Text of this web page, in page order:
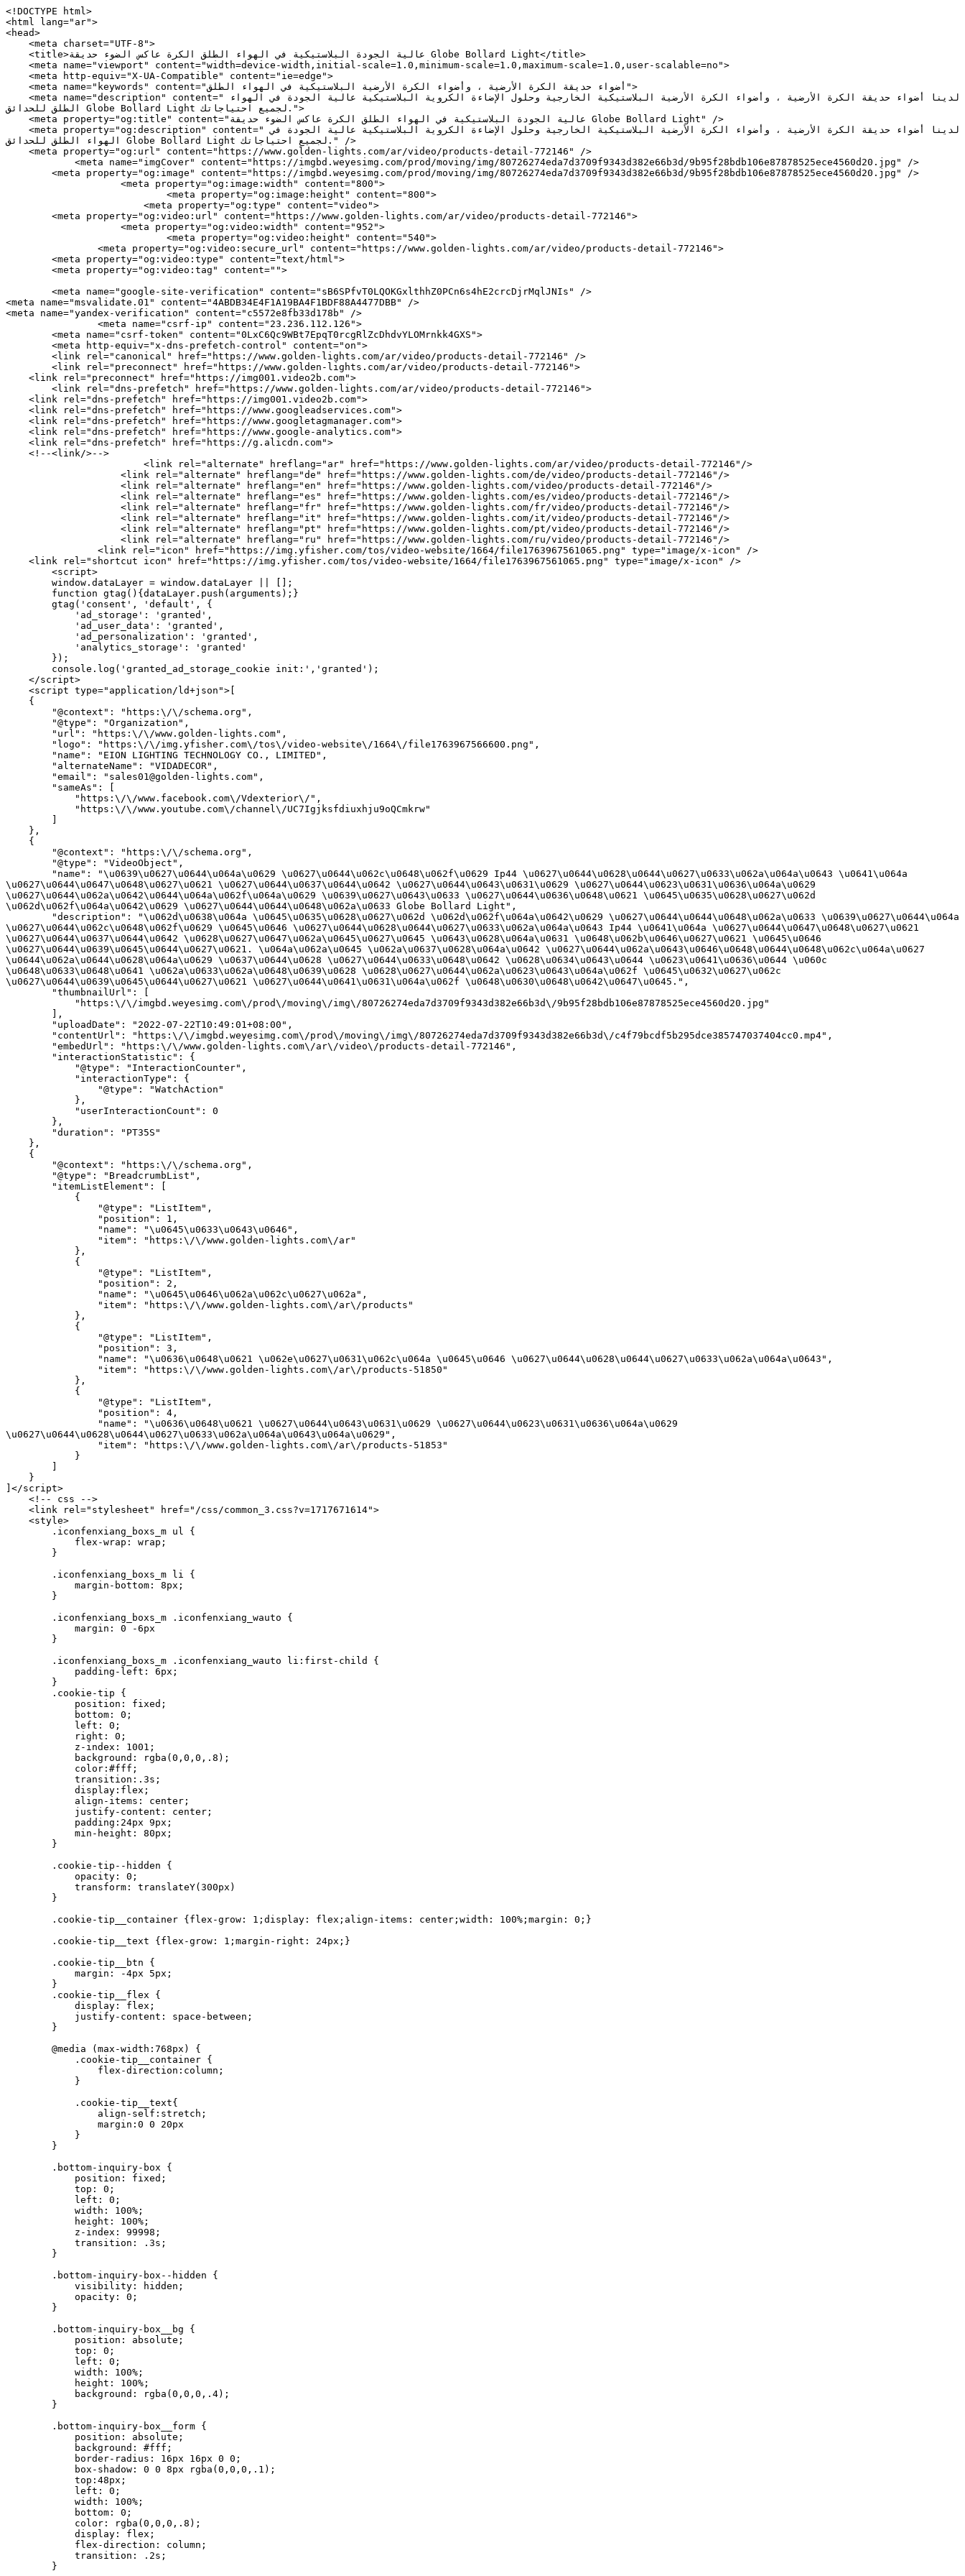
<!DOCTYPE html>
<html lang="ar">
<head>
    <meta charset="UTF-8">
    <title>عالية الجودة البلاستيكية في الهواء الطلق الكرة عاكس الضوء حديقة Globe Bollard Light</title>
    <meta name="viewport" content="width=device-width,initial-scale=1.0,minimum-scale=1.0,maximum-scale=1.0,user-scalable=no">
    <meta http-equiv="X-UA-Compatible" content="ie=edge">
    <meta name="keywords" content="أضواء حديقة الكرة الأرضية ، وأضواء الكرة الأرضية البلاستيكية في الهواء الطلق">
    <meta name="description" content="لدينا أضواء حديقة الكرة الأرضية ، وأضواء الكرة الأرضية البلاستيكية الخارجية وحلول الإضاءة الكروية البلاستيكية عالية الجودة في الهواء الطلق للحدائق Globe Bollard Light لجميع احتياجاتك.">
    <meta property="og:title" content="عالية الجودة البلاستيكية في الهواء الطلق الكرة عاكس الضوء حديقة Globe Bollard Light" />
    <meta property="og:description" content="لدينا أضواء حديقة الكرة الأرضية ، وأضواء الكرة الأرضية البلاستيكية الخارجية وحلول الإضاءة الكروية البلاستيكية عالية الجودة في الهواء الطلق للحدائق Globe Bollard Light لجميع احتياجاتك." />
    <meta property="og:url" content="https://www.golden-lights.com/ar/video/products-detail-772146" />
            <meta name="imgCover" content="https://imgbd.weyesimg.com/prod/moving/img/80726274eda7d3709f9343d382e66b3d/9b95f28bdb106e87878525ece4560d20.jpg" />
        <meta property="og:image" content="https://imgbd.weyesimg.com/prod/moving/img/80726274eda7d3709f9343d382e66b3d/9b95f28bdb106e87878525ece4560d20.jpg" />
                    <meta property="og:image:width" content="800">
                            <meta property="og:image:height" content="800">
                        <meta property="og:type" content="video">
        <meta property="og:video:url" content="https://www.golden-lights.com/ar/video/products-detail-772146">
                    <meta property="og:video:width" content="952">
                            <meta property="og:video:height" content="540">
                <meta property="og:video:secure_url" content="https://www.golden-lights.com/ar/video/products-detail-772146">
        <meta property="og:video:type" content="text/html">
        <meta property="og:video:tag" content="">
    
        <meta name="google-site-verification" content="sB6SPfvT0LQOKGxlthhZ0PCn6s4hE2crcDjrMqlJNIs" />
<meta name="msvalidate.01" content="4ABDB34E4F1A19BA4F1BDF88A4477DBB" />
<meta name="yandex-verification" content="c5572e8fb33d178b" />
                <meta name="csrf-ip" content="23.236.112.126">
        <meta name="csrf-token" content="0LxC6Qc9WBt7EpqT0rcgRlZcDhdvYLOMrnkk4GXS">
        <meta http-equiv="x-dns-prefetch-control" content="on">
        <link rel="canonical" href="https://www.golden-lights.com/ar/video/products-detail-772146" />
        <link rel="preconnect" href="https://www.golden-lights.com/ar/video/products-detail-772146">
    <link rel="preconnect" href="https://img001.video2b.com">
        <link rel="dns-prefetch" href="https://www.golden-lights.com/ar/video/products-detail-772146">
    <link rel="dns-prefetch" href="https://img001.video2b.com">
    <link rel="dns-prefetch" href="https://www.googleadservices.com">
    <link rel="dns-prefetch" href="https://www.googletagmanager.com">
    <link rel="dns-prefetch" href="https://www.google-analytics.com">
    <link rel="dns-prefetch" href="https://g.alicdn.com">
    <!--<link/>-->
                        <link rel="alternate" hreflang="ar" href="https://www.golden-lights.com/ar/video/products-detail-772146"/>
                    <link rel="alternate" hreflang="de" href="https://www.golden-lights.com/de/video/products-detail-772146"/>
                    <link rel="alternate" hreflang="en" href="https://www.golden-lights.com/video/products-detail-772146"/>
                    <link rel="alternate" hreflang="es" href="https://www.golden-lights.com/es/video/products-detail-772146"/>
                    <link rel="alternate" hreflang="fr" href="https://www.golden-lights.com/fr/video/products-detail-772146"/>
                    <link rel="alternate" hreflang="it" href="https://www.golden-lights.com/it/video/products-detail-772146"/>
                    <link rel="alternate" hreflang="pt" href="https://www.golden-lights.com/pt/video/products-detail-772146"/>
                    <link rel="alternate" hreflang="ru" href="https://www.golden-lights.com/ru/video/products-detail-772146"/>
                <link rel="icon" href="https://img.yfisher.com/tos/video-website/1664/file1763967561065.png" type="image/x-icon" />
    <link rel="shortcut icon" href="https://img.yfisher.com/tos/video-website/1664/file1763967561065.png" type="image/x-icon" />
        <script>
        window.dataLayer = window.dataLayer || [];
        function gtag(){dataLayer.push(arguments);}
        gtag('consent', 'default', {
            'ad_storage': 'granted',
            'ad_user_data': 'granted',
            'ad_personalization': 'granted',
            'analytics_storage': 'granted'
        });
        console.log('granted_ad_storage_cookie init:','granted');
    </script>
    <script type="application/ld+json">[
    {
        "@context": "https:\/\/schema.org",
        "@type": "Organization",
        "url": "https:\/\/www.golden-lights.com",
        "logo": "https:\/\/img.yfisher.com\/tos\/video-website\/1664\/file1763967566600.png",
        "name": "EION LIGHTING TECHNOLOGY CO., LIMITED",
        "alternateName": "VIDADECOR",
        "email": "sales01@golden-lights.com",
        "sameAs": [
            "https:\/\/www.facebook.com\/Vdexterior\/",
            "https:\/\/www.youtube.com\/channel\/UC7Igjksfdiuxhju9oQCmkrw"
        ]
    },
    {
        "@context": "https:\/\/schema.org",
        "@type": "VideoObject",
        "name": "\u0639\u0627\u0644\u064a\u0629 \u0627\u0644\u062c\u0648\u062f\u0629 Ip44 \u0627\u0644\u0628\u0644\u0627\u0633\u062a\u064a\u0643 \u0641\u064a \u0627\u0644\u0647\u0648\u0627\u0621 \u0627\u0644\u0637\u0644\u0642 \u0627\u0644\u0643\u0631\u0629 \u0627\u0644\u0623\u0631\u0636\u064a\u0629 \u0627\u0644\u062a\u0642\u0644\u064a\u062f\u064a\u0629 \u0639\u0627\u0643\u0633 \u0627\u0644\u0636\u0648\u0621 \u0645\u0635\u0628\u0627\u062d \u062d\u062f\u064a\u0642\u0629 \u0627\u0644\u0644\u0648\u062a\u0633 Globe Bollard Light",
        "description": "\u062d\u0638\u064a \u0645\u0635\u0628\u0627\u062d \u062d\u062f\u064a\u0642\u0629 \u0627\u0644\u0644\u0648\u062a\u0633 \u0639\u0627\u0644\u064a \u0627\u0644\u062c\u0648\u062f\u0629 \u0645\u0646 \u0627\u0644\u0628\u0644\u0627\u0633\u062a\u064a\u0643 Ip44 \u0641\u064a \u0627\u0644\u0647\u0648\u0627\u0621 \u0627\u0644\u0637\u0644\u0642 \u0628\u0627\u0647\u062a\u0645\u0627\u0645 \u0643\u0628\u064a\u0631 \u0648\u062b\u0646\u0627\u0621 \u0645\u0646 \u0627\u0644\u0639\u0645\u0644\u0627\u0621. \u064a\u062a\u0645 \u062a\u0637\u0628\u064a\u0642 \u0627\u0644\u062a\u0643\u0646\u0648\u0644\u0648\u062c\u064a\u0627 \u0644\u062a\u0644\u0628\u064a\u0629 \u0637\u0644\u0628 \u0627\u0644\u0633\u0648\u0642 \u0628\u0634\u0643\u0644 \u0623\u0641\u0636\u0644 \u060c \u0648\u0633\u0648\u0641 \u062a\u0633\u062a\u0648\u0639\u0628 \u0628\u0627\u0644\u062a\u0623\u0643\u064a\u062f \u0645\u0632\u0627\u062c \u0627\u0644\u0639\u0645\u0644\u0627\u0621 \u0627\u0644\u0641\u0631\u064a\u062f \u0648\u0630\u0648\u0642\u0647\u0645.",
        "thumbnailUrl": [
            "https:\/\/imgbd.weyesimg.com\/prod\/moving\/img\/80726274eda7d3709f9343d382e66b3d\/9b95f28bdb106e87878525ece4560d20.jpg"
        ],
        "uploadDate": "2022-07-22T10:49:01+08:00",
        "contentUrl": "https:\/\/imgbd.weyesimg.com\/prod\/moving\/img\/80726274eda7d3709f9343d382e66b3d\/c4f79bcdf5b295dce385747037404cc0.mp4",
        "embedUrl": "https:\/\/www.golden-lights.com\/ar\/video\/products-detail-772146",
        "interactionStatistic": {
            "@type": "InteractionCounter",
            "interactionType": {
                "@type": "WatchAction"
            },
            "userInteractionCount": 0
        },
        "duration": "PT35S"
    },
    {
        "@context": "https:\/\/schema.org",
        "@type": "BreadcrumbList",
        "itemListElement": [
            {
                "@type": "ListItem",
                "position": 1,
                "name": "\u0645\u0633\u0643\u0646",
                "item": "https:\/\/www.golden-lights.com\/ar"
            },
            {
                "@type": "ListItem",
                "position": 2,
                "name": "\u0645\u0646\u062a\u062c\u0627\u062a",
                "item": "https:\/\/www.golden-lights.com\/ar\/products"
            },
            {
                "@type": "ListItem",
                "position": 3,
                "name": "\u0636\u0648\u0621 \u062e\u0627\u0631\u062c\u064a \u0645\u0646 \u0627\u0644\u0628\u0644\u0627\u0633\u062a\u064a\u0643",
                "item": "https:\/\/www.golden-lights.com\/ar\/products-51850"
            },
            {
                "@type": "ListItem",
                "position": 4,
                "name": "\u0636\u0648\u0621 \u0627\u0644\u0643\u0631\u0629 \u0627\u0644\u0623\u0631\u0636\u064a\u0629 \u0627\u0644\u0628\u0644\u0627\u0633\u062a\u064a\u0643\u064a\u0629",
                "item": "https:\/\/www.golden-lights.com\/ar\/products-51853"
            }
        ]
    }
]</script>
    <!-- css -->
    <link rel="stylesheet" href="/css/common_3.css?v=1717671614">
    <style>
        .iconfenxiang_boxs_m ul {
            flex-wrap: wrap;
        }

        .iconfenxiang_boxs_m li {
            margin-bottom: 8px;
        }

        .iconfenxiang_boxs_m .iconfenxiang_wauto {
            margin: 0 -6px
        }

        .iconfenxiang_boxs_m .iconfenxiang_wauto li:first-child {
            padding-left: 6px;
        }
        .cookie-tip {
            position: fixed;
            bottom: 0;
            left: 0;
            right: 0;
            z-index: 1001;
            background: rgba(0,0,0,.8);
            color:#fff;
            transition:.3s;
            display:flex;
            align-items: center;
            justify-content: c